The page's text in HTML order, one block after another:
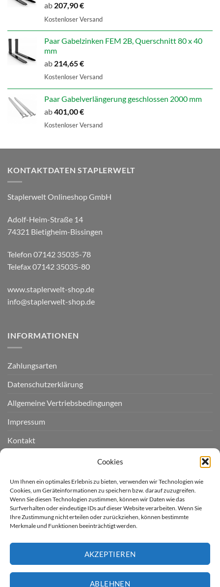
Cookies
Um Ihnen ein optimales Erlebnis zu bieten, verwenden wir Technologien wie
Cookies, um Geräteinformationen zu speichern bzw. darauf zuzugreifen.
Wenn Sie diesen Technologien zustimmen, können wir Daten wie das
Surfverhalten oder eindeutige IDs auf dieser Website verarbeiten. Wenn Sie
Ihre Zustimmung nicht erteilen oder zurückziehen, können bestimmte
Merkmale und Funktionen beeinträchtigt werden.
AKZEPTIEREN
ABLEHNEN
ab 207,90€
Kostenloser Versand
Paar Gabelzinken FEM 2B, Querschnitt 80 x 40
mm
ab 214,65€
Kostenloser Versand
Paar Gabelverlängerung geschlossen 2000 mm
ab401,00€
Kostenloser Versand
KONTAKTDATEN STAPLERWELT
Staplerwelt Onlineshop GmbH
Adolf-Heim-Straße 14
74321 Bietigheim-Bissingen
Telefon 07142 35035-78
Telefax 07142 35035-80
www.staplerwelt-shop.de
info@staplerwelt-shop.de
INFORMATIONEN
Zahlungsarten
Datenschutzerklärung
Allgemeine Vertriebsbedingungen
Impressum
Kontakt
Cookie-Richtlinie (EU)
LIEFERGEBIET
nur nach Deutschland.
* Kostenloser Versand innerhalb